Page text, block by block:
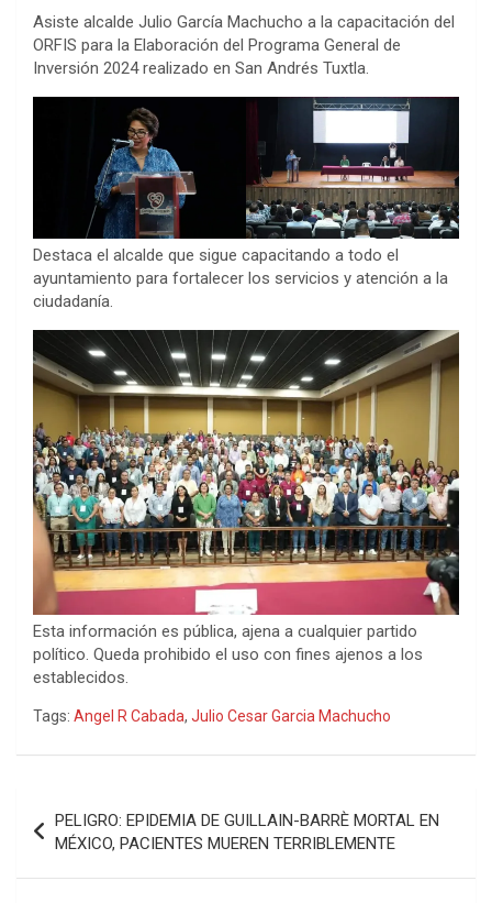
b
o
o
er n
g
er
s
A
p
es
t
dI
n
ot
e
di
t
py
Li
n
k
ar
e
Asiste alcalde Julio García Machucho a la capacitación del
ORFIS para la Elaboración del Programa General de
Inversión 2024 realizado en San Andrés Tuxtla.
Destaca el alcalde que sigue capacitando a todo el
ayuntamiento para fortalecer los servicios y atención a la
ciudadanía.
Esta información es pública, ajena a cualquier partido
político. Queda prohibido el uso con fines ajenos a los
establecidos.
Tags: Angel R Cabada, Julio Cesar Garcia Machucho
de
entradas
PELIGRO: EPIDEMIA DE GUILLAIN-BARRÈ MORTAL EN
MÉXICO, PACIENTES MUEREN TERRIBLEMENTE